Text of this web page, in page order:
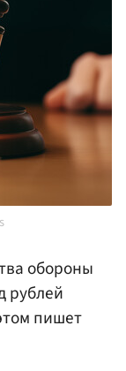
обороны
рублей
пишет